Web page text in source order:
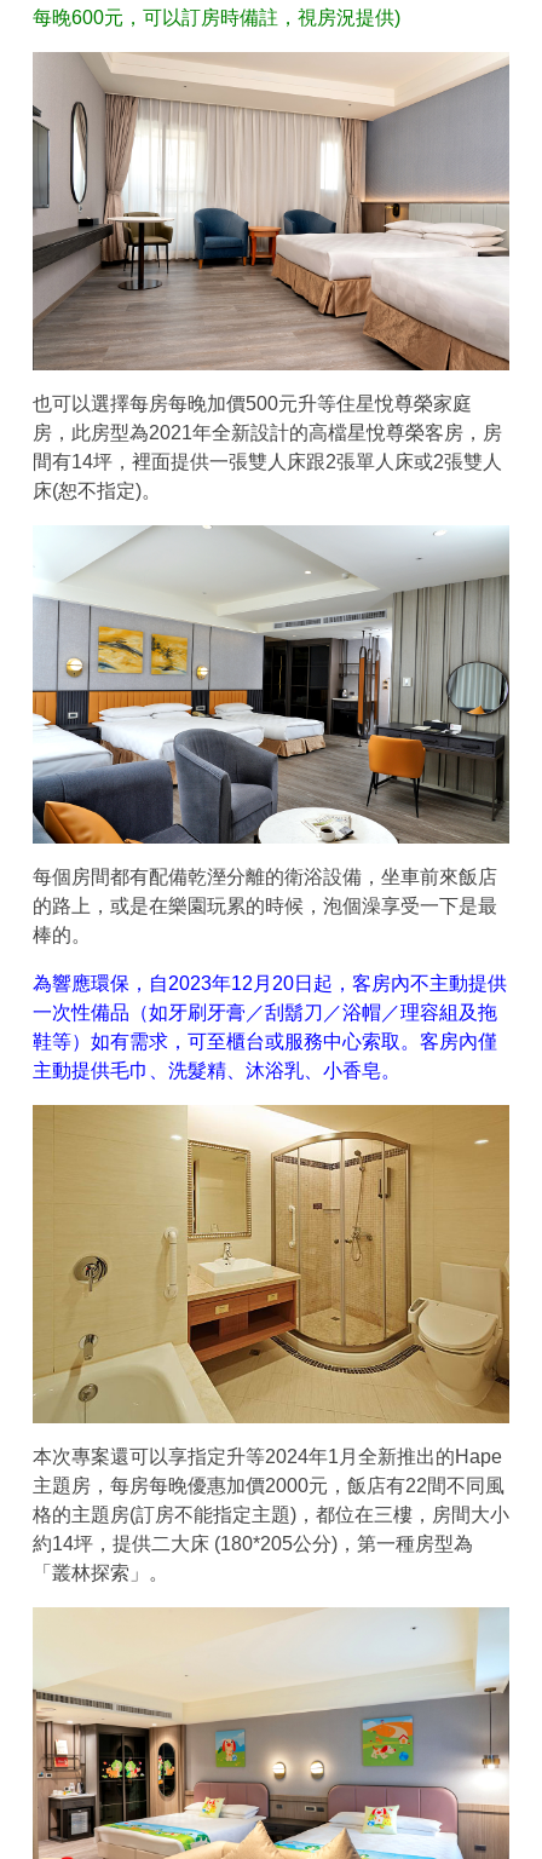
每晚600元，可以訂房時備註，視房況提供)
也可以選擇每房每晚加價500元升等住星悅尊榮家庭
房，此房型為2021年全新設計的高檔星悅尊榮客房，房
間有14坪，裡面提供一張雙人床跟2張單人床或2張雙人
床(恕不指定)。
每個房間都有配備乾溼分離的衛浴設備，坐車前來飯店
的路上，或是在樂園玩累的時候，泡個澡享受一下是最
棒的。
為響應環保，自2023年12月20日起，客房內不主動提供
一次性備品（如牙刷牙膏／刮鬍刀／浴帽／理容組及拖
鞋等）如有需求，可至櫃台或服務中心索取。客房內僅
主動提供毛巾、洗髮精、沐浴乳、小香皂。
本次專案還可以享指定升等2024年1月全新推出的Hape
主題房，每房每晚優惠加價2000元，飯店有22間不同風
格的主題房(訂房不能指定主題)，都位在三樓，房間大小
約14坪，提供二大床 (180*205公分)，第一種房型為
「叢林探索」。